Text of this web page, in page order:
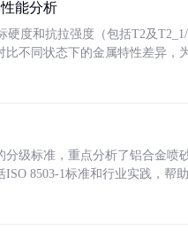
能分析
硬度和抗拉强度（包括T2及
不同状态下的金属特性差异，
级标准，重点分析了铝合金喷
8503-1标准和行业实践，帮